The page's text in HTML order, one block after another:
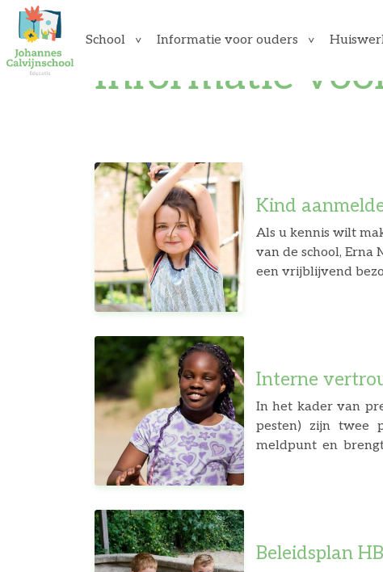
School Informatie voor ouders
Informatie
Kind
Als u kennis wilt
van de school, Erna
een vrijblijvend
Interne
In het kader van
pesten) zijn twee
meldpunt en
Beleidsplan HB